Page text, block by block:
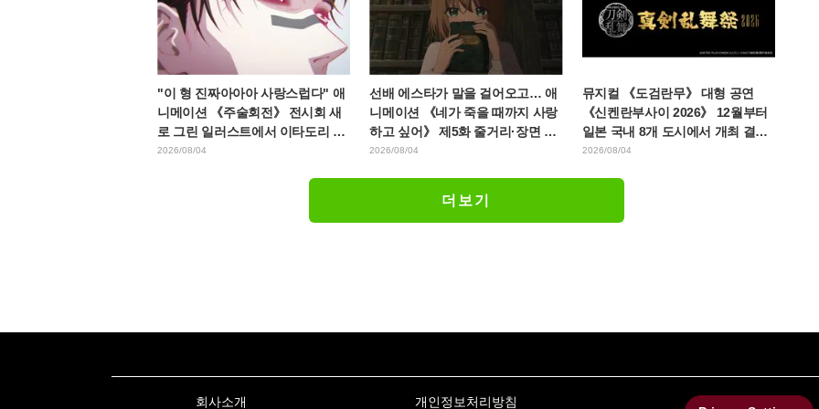
"이 형 진짜아아아 사랑스럽다" 애
니메이션 《주술회전》 전시회 새
로 그린 일러스트에서 이타도리 유
지에게 다가가는 초소에 팬들 환호
2026/08/04
선배 에스타가 말을 걸어오고… 애
니메이션 《네가 죽을 때까지 사랑
하고 싶어》 제5화 줄거리·장면 컷·
WEB 예고·에피소드 포스터 공개
2026/08/04
뮤지컬 《도검란무》 대형 공연
《신켄란부사이 2026》 12월부터
일본 국내 8개 도시에서 개최 결정!
총 44도검남사가 집결
2026/08/04
더보기
회사소개 개인정보처리방침